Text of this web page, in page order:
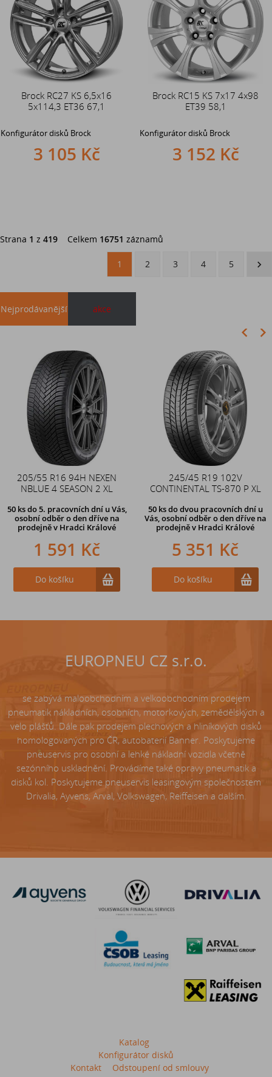
Brock RC27 KS 6,5x16
5x114,3 ET36 67,1
Konfigurátor disků Brock
3 105 Kč
Brock RC15 KS 7x17 4x98
ET39 58,1
Konfigurátor disků Brock
3 152 Kč
Strana 1 z 419 Celkem 16751 záznamů
1 2 3 4 5
Nejprodávanější akce
205/55 R16 94H NEXEN
NBLUE 4 SEASON 2 XL
50 ks do 5. pracovních dní u Vás,
osobní odběr o den dříve na
prodejněv Hradci Králové
1 591 Kč
Do košíku
245/45 R19 102V
CONTINENTAL TS-870 P XL
50 ks do dvou pracovních dní u
Vás, osobní odběr o den dřívena
prodejně v Hradci Králové
5 351 Kč
Do košíku
Duše 12x4 (4.00-4) kovový
zahnutý ventil TR87
242 Kč
Do košíku
EUROPNEU CZ s.r.o.
se zabývá maloobchodním a velkoobchodním prodejem
pneumatik nákladních, osobních, motorkových, zemědělských a
velo plášťů. Dále pak prodejem plechových a hliníkových disků
homologovaných pro ČR, autobaterií Banner. Poskytujeme
pneuservis pro osobní a lehké nákladní vozidla včetně
sezónního uskladnění. Provádíme také opravy pneumatik a
disků kol. Poskytujeme pneuservis leasingovým společnostem
Drivalia, Ayvens, Arval, Volkswagen, Reiffeisen a dalším.
Katalog
Konfigurátor disků
Kontakt
Odstoupení od smlouvy